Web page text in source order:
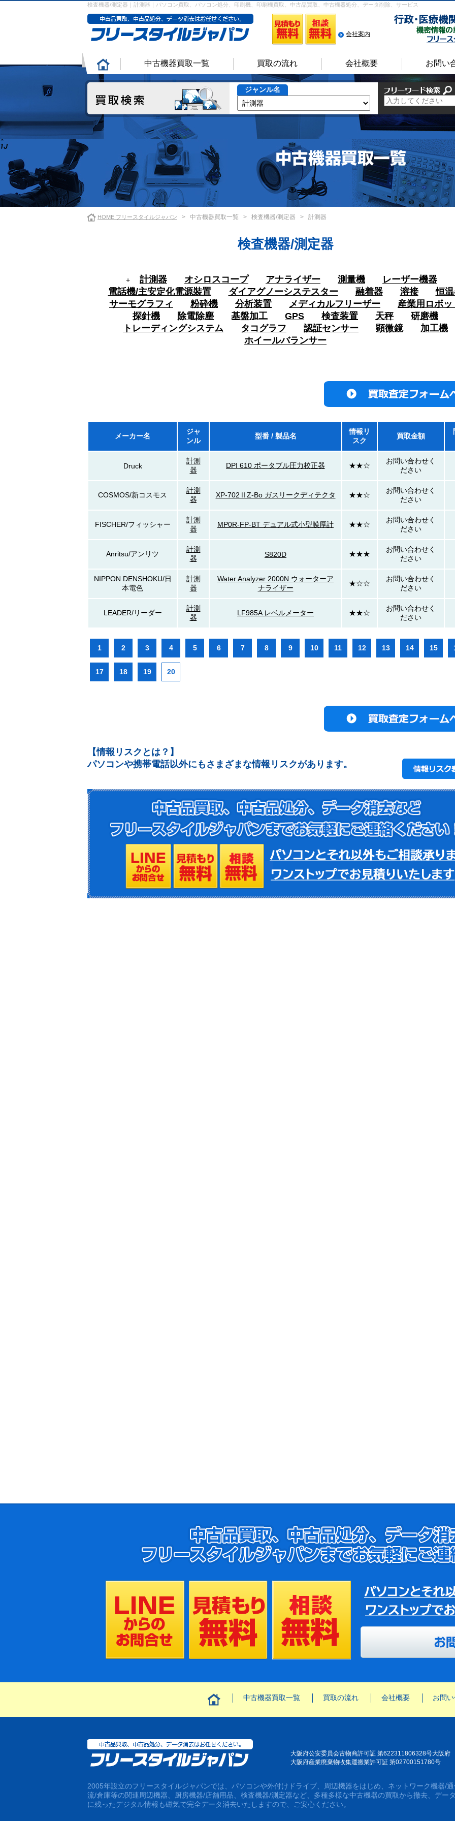
検査機器/測定器｜計測器｜パソコン買取、パソコン処分、印刷機、印刷機買取、中古品買取、中古機器処分、データ削除、サービス
会社案内
中古機器買取一覧 買取の流れ 会社概要 お問い
ジャンル名
HOME フリースタイルジャパン > 中古機器買取一覧 > 検査機器/測定器 > 計測器
検査機器/測定器
+ 計測器 オシロスコープ アナライザー 測量機
レーザー機器
電話機/主安定化電源裝置
ダイアグノーシステスター 融着器 溶接
恒
サーモグラフィ
粉砕機 分析装置 メディカルフリーザー
産業用ロボッ
探針機
除電除塵 基盤加工 GPS 検査装置 天秤
研磨機
トレーディングシステム
タコグラフ 認証センサー 顕微鏡
加工機
ホイールバランサー
メーカー名
ジャ
ンル
型番 / 製品名
情報リ
スク
買取金額
Druck
計測
器
DPI 610 ポータブル圧力校正器 ★★☆
お問い合わせく
ださい
COSMOS/新コスモス
計測
器
XP-702ⅡZ-Bo ガスリークディテクタ ★★☆
お問い合わせく
ださい
FISCHER/フィッシャー
計測
器
MP0R-FP-BT デュアル式小型膜厚計 ★★☆
お問い合わせく
ださい
Anritsu/アンリツ
計測
器
S820D ★★★
お問い合わせく
ださい
NIPPON DENSHOKU/日
本電色
計測
器
Water Analyzer 2000N ウォーターア
ナライザー
★☆☆
お問い合わせく
ださい
LEADER/リーダー
計測
器
LF985A レベルメーター ★★☆
お問い合わせく
ださい
1 2 3 4 5 6 7 8 9 10 11 12 13 14 15
17 18 19 20
【情報リスクとは？】
パソコンや携帯電話以外にもさまざまな情報リスクがあります。
中古機器買取一覧 買取の流れ 会社概要 お問
大阪府公安委員会古物商許可証 第622311806328号大阪府
大阪府産業廃棄物收集運搬業許可証 第02700151780号
2005年設立のフリースタイルジャパンでは、パソコンや外付けドライブ、周辺機器をはじめ、ネットワーク機器/
流/倉庫等の関連周辺機器、厨房機器/店舗用品、検査機器/測定器など、多種多様な中古機器の買取から撤去、デー
に残ったデジタル情報も磁気で完全データ消去いたしますので、ご安心ください。